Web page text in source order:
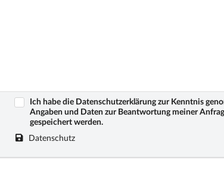
Ich habe die Datenschutzerklärung zur Kenntnis
Angaben und Daten zur Beantwortung meiner
gespeichert werden.
Datenschutz